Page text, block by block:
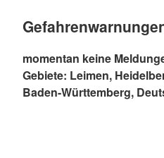
momentan keine
Gebiete: Leimen,
Baden-Württemberg,